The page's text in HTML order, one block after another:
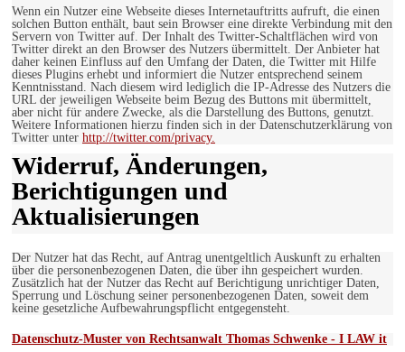
Wenn ein Nutzer eine Webseite dieses Internetauftritts aufruft, die einen
solchen Button enthält, baut sein Browser eine direkte Verbindung mit den
Servern von Twitter auf. Der Inhalt des Twitter-Schaltflächen wird von
Twitter direkt an den Browser des Nutzers übermittelt. Der Anbieter hat
daher keinen Einfluss auf den Umfang der Daten, die Twitter mit Hilfe
dieses Plugins erhebt und informiert die Nutzer entsprechend seinem
Kenntnisstand. Nach diesem wird lediglich die IP-Adresse des Nutzers die
URL der jeweiligen Webseite beim Bezug des Buttons mit übermittelt,
aber nicht für andere Zwecke, als die Darstellung des Buttons, genutzt.
Weitere Informationen hierzu finden sich in der Datenschutzerklärung von
Twitter unter http://twitter.com/privacy.
Widerruf, Änderungen,
Berichtigungen und
Aktualisierungen
Der Nutzer hat das Recht, auf Antrag unentgeltlich Auskunft zu erhalten
über die personenbezogenen Daten, die über ihn gespeichert wurden.
Zusätzlich hat der Nutzer das Recht auf Berichtigung unrichtiger Daten,
Sperrung und Löschung seiner personenbezogenen Daten, soweit dem
keine gesetzliche Aufbewahrungspflicht entgegensteht.
Datenschutz-Muster von Rechtsanwalt Thomas Schwenke - I LAW it